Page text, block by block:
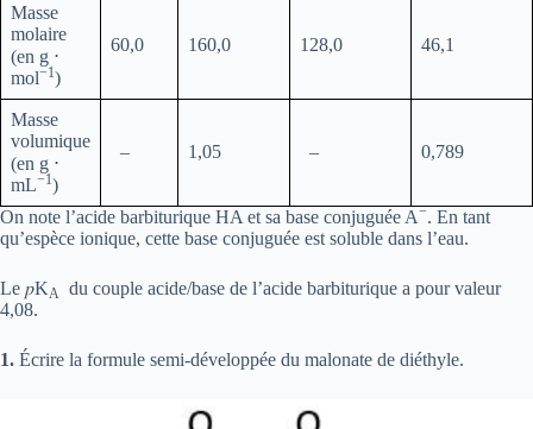
Masse
molaire
(en g ⋅
mol−1)
60,0 160,0 128,0 46,1
Masse
volumique
(en g ⋅
mL−1)
– 1,05 – 0,789
On note l’acide barbiturique HA et sa base conjuguée A−. En tant
qu’espèce ionique, cette base conjuguée est soluble dans l’eau.
Le 𝑝KA
du couple acide/base de l’acide barbiturique a pour valeur
4,08.
1. Écrire la formule semi-développée du malonate de diéthyle.